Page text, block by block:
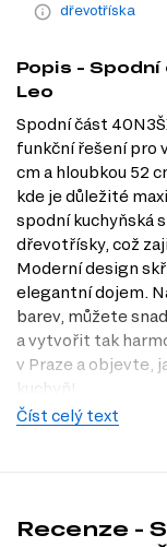
dřevotříska
Popis -
Leo
Spodní část
funkční řešení pro
cm a hloubkou 52
kde je důležité
spodní kuchyňská
dřevotřísky, což
Moderní design
elegantní dojem.
barev, můžete
a vytvořit tak
v Praze a objevte,
kuchyň!
Dostupné
Číst celý text
Recenze -